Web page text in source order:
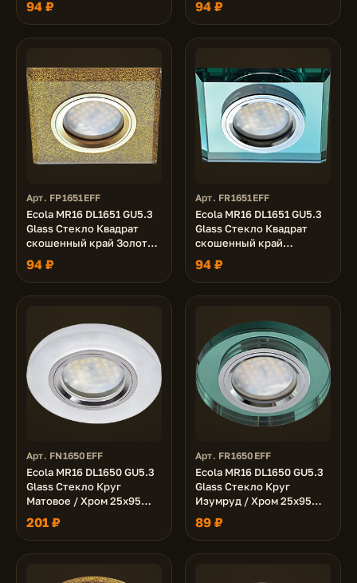
94 ₽ 94 ₽
Арт. FP1651EFF
Ecola MR16 DL1651 GU5.3
Glass Стекло Квадрат
скошенный край Золотой
блеск / Золото 25x90x90
(кd74)
94 ₽
Арт. FR1651EFF
Ecola MR16 DL1651 GU5.3
Glass Стекло Квадрат
скошенный край
Изумруд / Хром 25x90x90
(кd74)
94 ₽
Арт. FN1650EFF
Ecola MR16 DL1650 GU5.3
Glass Стекло Круг
Матовое / Хром 25x95
(кd74)
201 ₽
Арт. FR1650EFF
Ecola MR16 DL1650 GU5.3
Glass Стекло Круг
Изумруд / Хром 25x95
(кd74)
89 ₽